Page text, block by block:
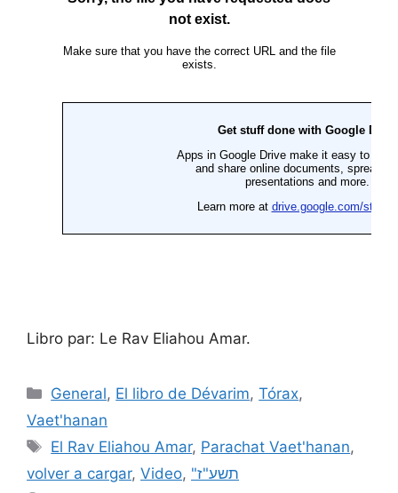
Libro par: Le Rav Eliahou Amar.
General, El libro de Dévarim,Tórax,
Vaet'hanan
El Rav Eliahou Amar, Parachat Vaet'hanan,
volver a cargar, Video,
"תשע"ז